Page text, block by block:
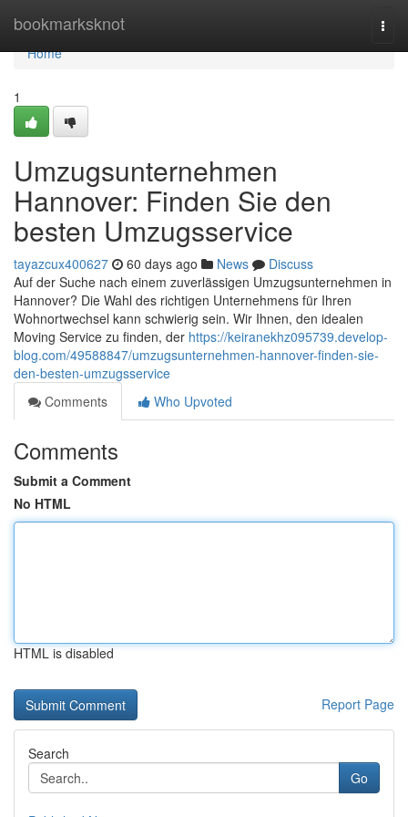
bookmarksknot
Home
Home
1
Umzugsunternehmen
Hannover: Finden Sie den
besten Umzugsservice
tayazcux400627 60 days ago News
Discuss
Auf der Suche nach einem zuverlässigen Umzugsunternehmen in
Hannover? Die Wahl des richtigen Unternehmens für Ihren
Wohnortwechsel kann schwierig sein. Wir Ihnen, den idealen
Moving Service zu finden, der https://keiranekhz095739.develop-
blog.com/49588847/umzugsunternehmen-hannover-finden-sie-
den-besten-umzugsservice
Comments
Who Upvoted
Comments
Submit a Comment
No HTML
HTML is disabled
Report Page
Search
Go